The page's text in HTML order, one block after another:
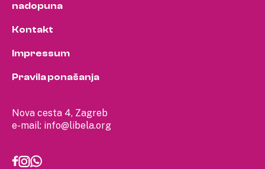
Nova cesta 4, Zagreb
e-mail: info@libela.org
nadopuna
Kontakt
Impressum
Pravila ponašanja